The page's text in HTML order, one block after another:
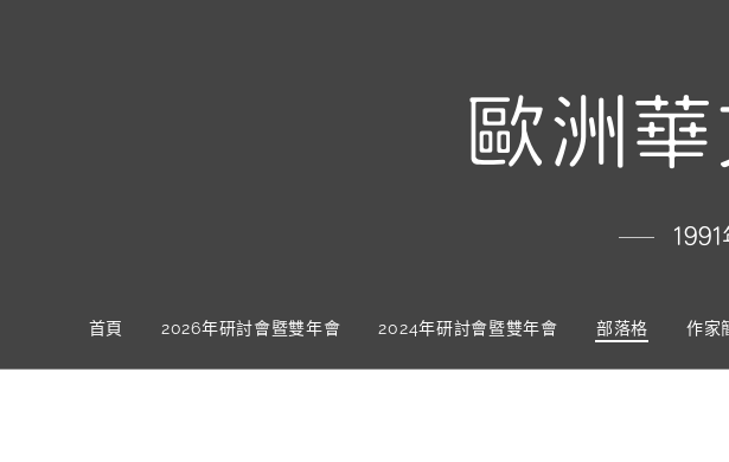
歐洲
首頁 2026年研討會暨雙年會 2024年研討會暨雙年會 部落格 作家